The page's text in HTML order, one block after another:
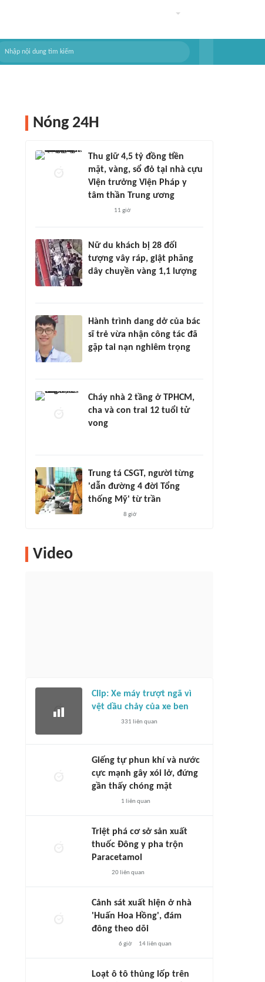
Nóng 24H
Thu giữ 4,5 tỷ đồng tiền
mặt, vàng, sổ đỏ tại nhà cựu
Viện trưởng Viện Pháp y
tâm thần Trung ương
11 giờ
Nữ du khách bị 28 đối
tượng vây ráp, giật phăng
dây chuyền vàng 1,1 lượng
Hành trình dang dở của bác
sĩ trẻ vừa nhận công tác đã
gặp tai nạn nghiêm trọng
Cháy nhà 2 tầng ở TPHCM,
cha và con trai 12 tuổi tử
vong
Trung tá CSGT, người từng
'dẫn đường 4 đời Tổng
thống Mỹ' từ trần
8 giờ
Video
Clip: Xe máy trượt ngã vì
vệt dầu chảy của xe ben
331 liên quan
Giếng tự phun khí và nước
cực mạnh gây xói lở, đứng
gần thấy chóng mặt
1 liên quan
Triệt phá cơ sở sản xuất
thuốc Đông y pha trộn
Paracetamol
20liên quan
Cảnh sát xuất hiện ở nhà
'Huấn Hoa Hồng', đám
đông theo dõi
6 giờ 14liên quan
Loạt ô tô thủng lốp trên